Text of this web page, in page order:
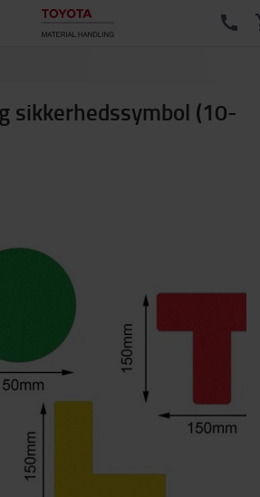
sikkerhedssymbol (10-